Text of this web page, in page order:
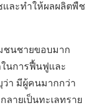
ละทำให้ผลผลิตพืช
ชนชายขอบมาก
นการฟื้นฟูและ
ว่า มีผู้คนมากกว่า
ายเป็นทะเลทราย